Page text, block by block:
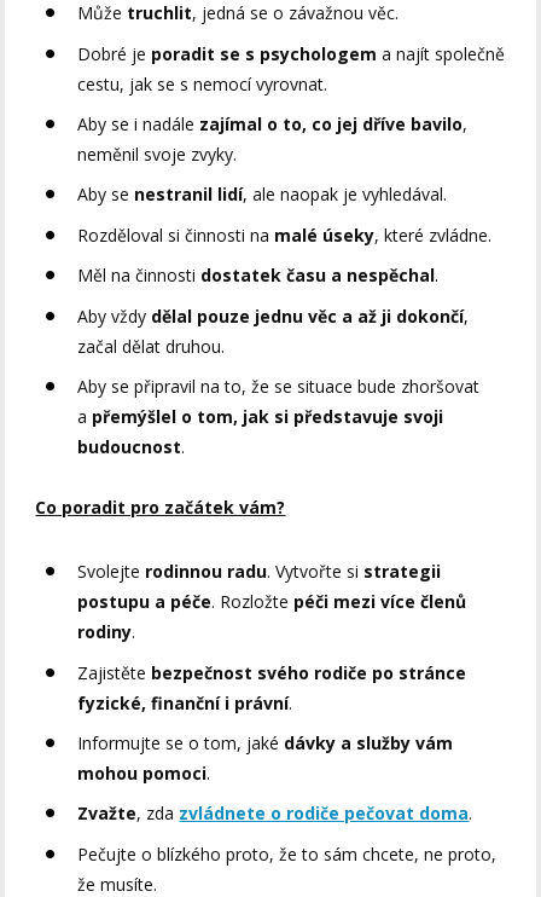
Může truchlit, jedná se o závažnou věc.
Dobré je poradit se s psychologema najít společně
cestu, jak se s nemocí vyrovnat.
Aby se i nadále zajímal o to, co jej dříve bavilo,
neměnil svoje zvyky.
Aby se nestranil lidí, ale naopak je vyhledával.
Rozděloval si činnosti na malé úseky, které zvládne.
Měl na činnosti dostatek času a nespěchal.
Aby vždy dělal pouze jednu věc a až ji dokončí,
začal dělat druhou.
Aby se připravil na to, že se situace bude zhoršovat
a přemýšlel o tom, jak si představuje svoji
budoucnost.
Co poradit pro začátek vám?
Svolejte rodinnou radu. Vytvořte si strategii
postupu a péče. Rozložte péči mezi více členů
rodiny.
Zajistěte bezpečnost svého rodiče po stránce
fyzické, finanční i právní.
Informujte se o tom, jaké dávky a služby vám
mohou pomoci.
Zvažte, zda zvládnete o rodiče pečovat doma.
Pečujte o blízkého proto, že to sám chcete, ne proto,
že musíte.